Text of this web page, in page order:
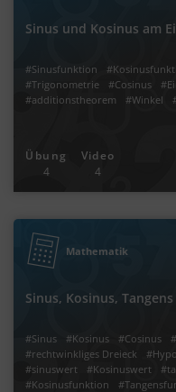
Sinus und Kosinus am
#Sinusfunktion
#Trigonometrie
#Cosinus
#additionstheorem
#Winkel
Übung
4
Video
4
Mathematik
Sinus, Kosinus, Tangens
#Sinus #Kosinus #Cosinus
#rechtwinkliges Dreieck
#sinuswert
#Kosinuswert
#Kosinusfunktion